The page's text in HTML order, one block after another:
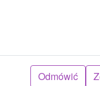
Odmówić